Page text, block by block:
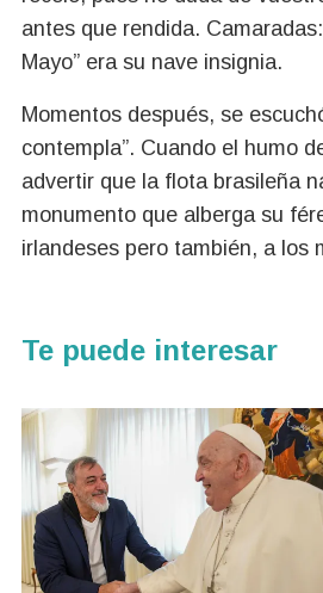
antes que rendida.
Mayo” era su nave insignia.
Momentos después, se
contempla”. Cuando el humo
advertir que la flota brasileña
monumento que alberga su
irlandeses pero también, a los
Te puede interesar